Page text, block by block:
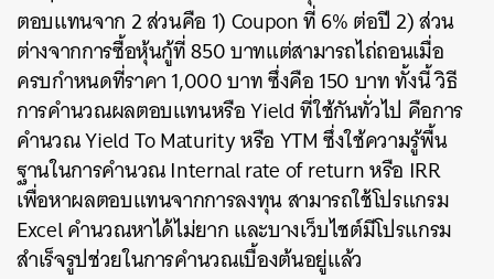
ตอบแทนจาก 2 ส่วนคือ 1) Coupon ที่ 6% ต่อปี 2) ส่วน
ต่างจากการซื้อหุ้นกู้ที่ 850 บาทแต่สามารถไถ่ถอนเมื่อ
ครบกำหนดที่ราคา 1,000 บาท ซึ่งคือ 150 บาท ทั้งนี้ วิธี
การคำนวณผลตอบแทนหรือ Yield ที่ใช้กันทั่วไป คือการ
คำนวณ Yield To Maturity หรือ YTM ซึ่งใช้ความรู้พื้น
ฐานในการคำนวณ Internal rate of return หรือ IRR
เพื่อหาผลตอบแทนจากการลงทุน สามารถใช้โปรแกรม
Excel คำนวณหาได้ไม่ยาก และบางเว็บไชต์มีโปรแกรม
สำเร็จรูปช่วยในการคำนวณเบื้องต้นอยู่แล้ว